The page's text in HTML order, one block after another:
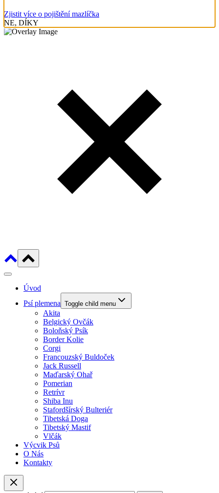
Zjistit více o pojištění mazlíčka
NE, DÍKY
Úvod
Psí plemena Toggle child menu
Akita
Belgický Ovčák
Boloňský Psík
Border Kolie
Corgi
Francouzský Buldoček
Jack Russell
Maďarský Ohař
Pomerian
Retrívr
Shiba Inu
Stafordšírský Bulteriér
Tibetská Doga
Tibetský Mastif
Vlčák
Výcvik Psů
O Nás
Kontakty